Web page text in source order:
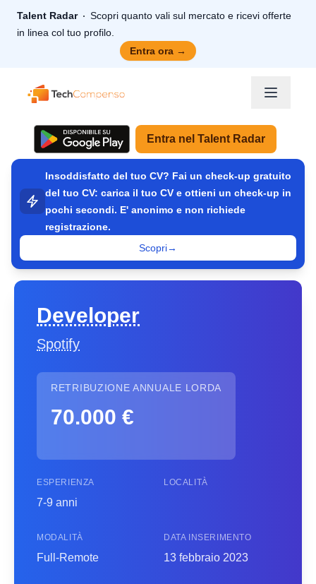
Talent Radar
Scopri quanto vali sul mercato e ricevi offerte
in linea col tuo profilo.
Entra ora →
TechCompenso
Entra nel Talent Radar
Insoddisfatto del tuo CV? Fai un check-up gratuito
del tuo CV: carica il tuo CV e ottieni un check-up in
pochi secondi. E' anonimo e non richiede
registrazione.
Scopri→
Developer
Spotify
RETRIBUZIONE ANNUALE LORDA
70.000 €
ESPERIENZA
7-9 anni
LOCALITÀ
MODALITÀ
Full-Remote
DATA INSERIMENTO
13 febbraio 2023